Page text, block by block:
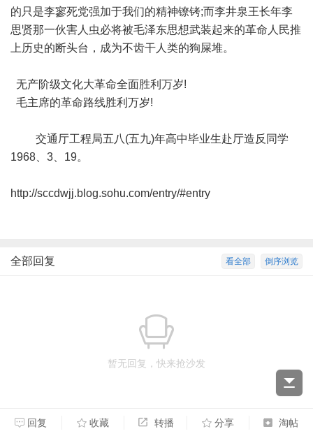
的只是李寥死党强加于我们的精神镣铐;而李井泉王长年李
思贤那一伙害人虫必将被毛泽东思想武装起来的革命人民推
上历史的断头台，成为不齿干人类的狗屎堆。
无产阶级文化大革命全面胜利万岁!
毛主席的革命路线胜利万岁!
交通厅工程局五八(五九)年高中毕业生赴厅造反同学
1968、3、19。
http://sccdwjj.blog.sohu.com/entry/#entry
倒序浏览
看全部
全部回复
暂无回复，快来抢沙发
回复 收藏 转播 分享 淘帖